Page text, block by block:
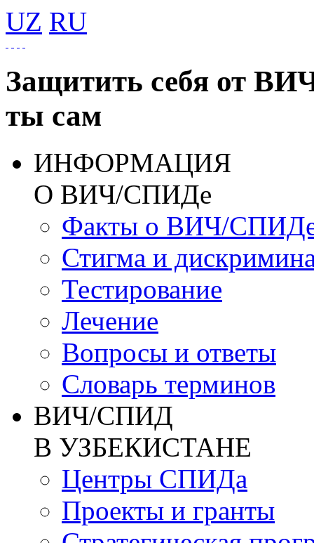
UZ RU
Защитить себя от
ты сам
ИНФОРМАЦИЯ
О ВИЧ/СПИДе
Факты о ВИЧ/
Стигма и
Тестирование
Лечение
Вопросы и ответы
Словарь терминов
ВИЧ/СПИД
В УЗБЕКИСТАНЕ
Центры СПИДа
Проекты и гранты